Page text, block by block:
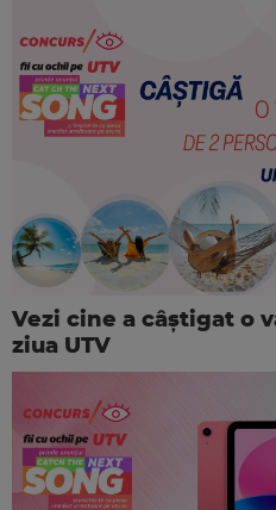
Vezi cine a câștigat o
ziua UTV